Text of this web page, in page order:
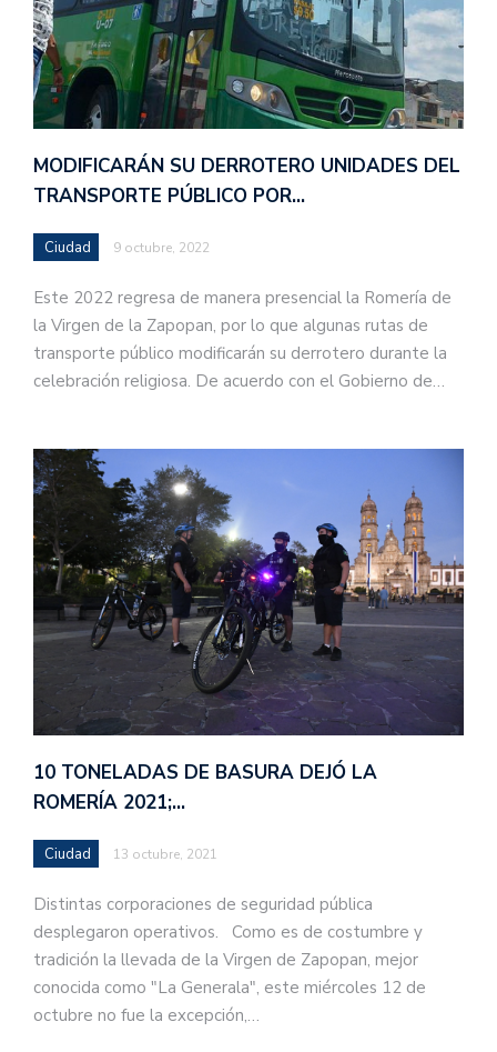
MODIFICARÁN SU DERROTERO UNIDADES DEL
TRANSPORTE PÚBLICO POR…
Ciudad 9 octubre, 2022
Este 2022 regresa de manera presencial la Romería de
la Virgen de la Zapopan, por lo que algunas rutas de
transporte público modificarán su derrotero durante la
celebración religiosa. De acuerdo con el Gobierno de…
10 TONELADAS DE BASURA DEJÓ LA
ROMERÍA 2021;…
Ciudad 13 octubre, 2021
Distintas corporaciones de seguridad pública
desplegaron operativos. Como es de costumbre y
tradición la llevada de la Virgen de Zapopan, mejor
conocida como "La Generala", este miércoles 12 de
octubre no fue la excepción,…